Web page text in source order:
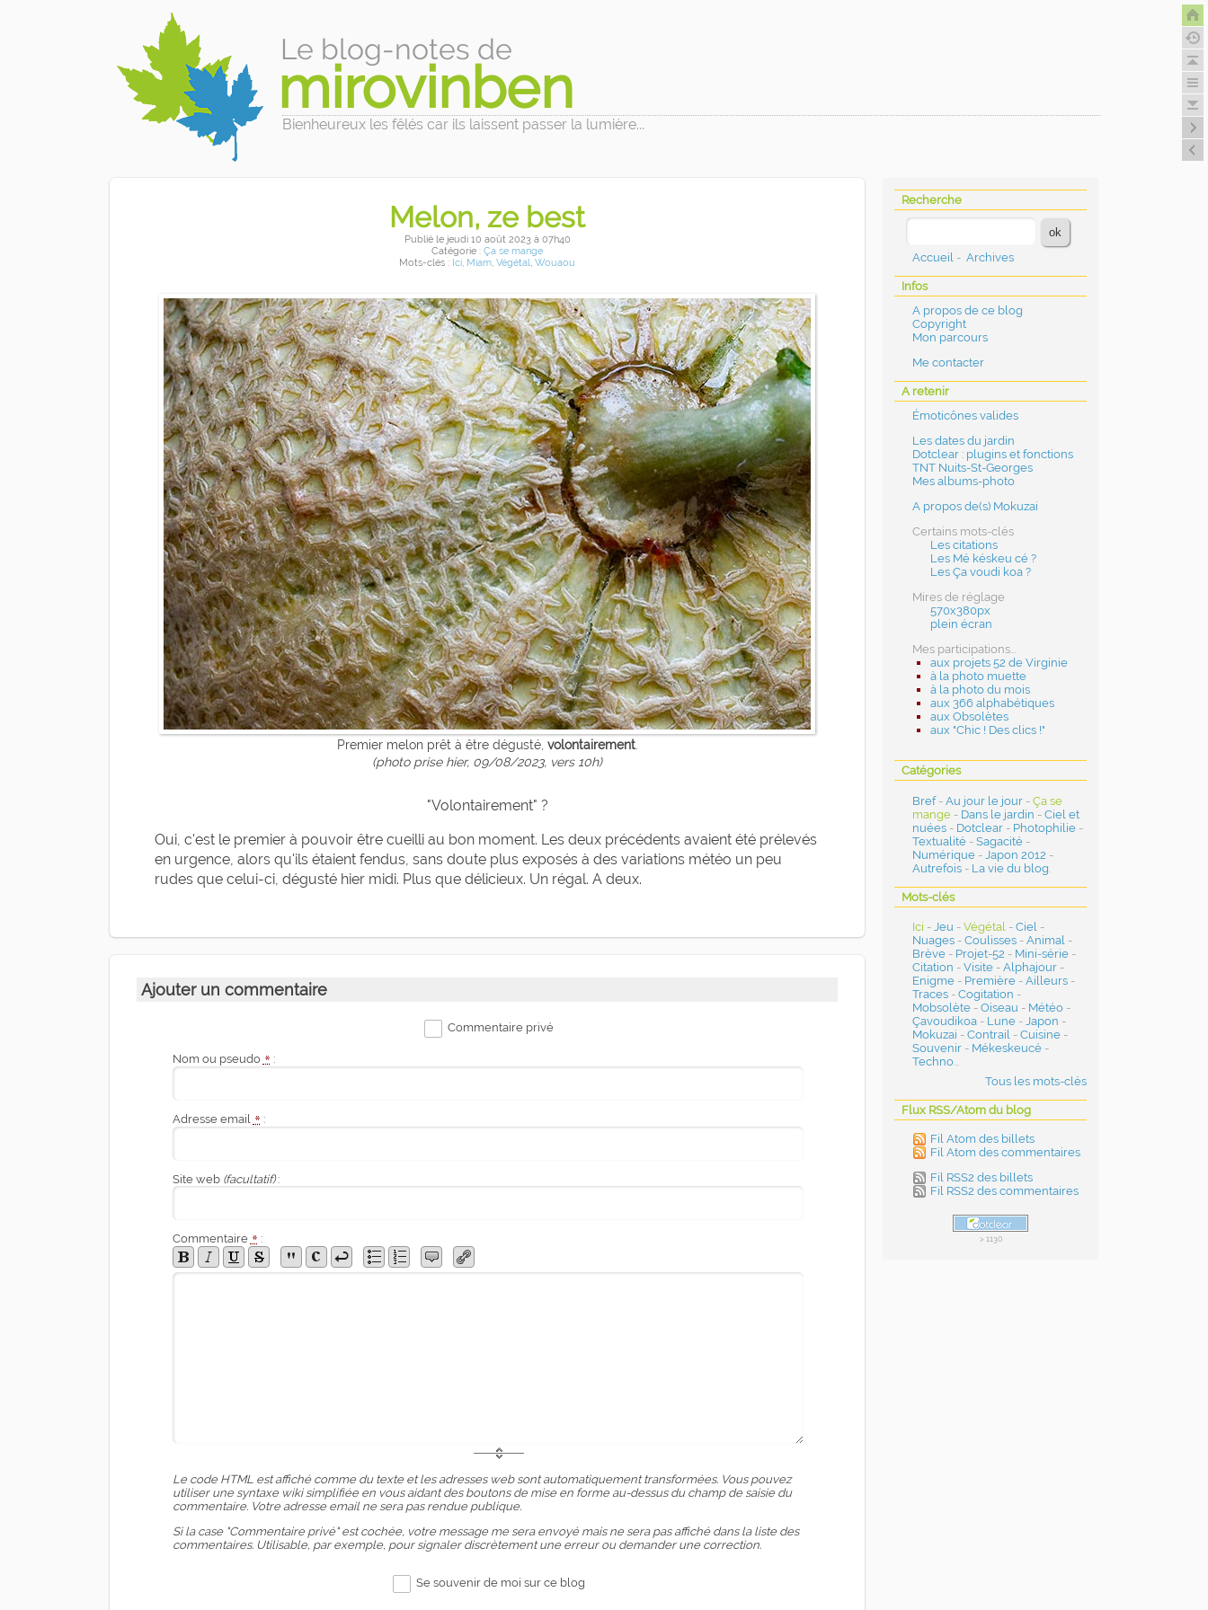
Le blog-notes de
mirovinben
Bienheureux les fêlés car ils laissent passer la lumière...
Melon, ze best
Publié le jeudi 10 août 2023à 07h40
Catégorie : Ça se mange
Mots-clés : Ici, Miam, Végétal, Wouaou
Premier melon prêt à être dégusté, volontairement.
(photo prise hier, 09/08/2023, vers 10h)
"Volontairement" ?
Oui, c'est le premier à pouvoir être cueilli au bon moment. Les deux précédents avaient été prélevés
en urgence, alors qu'ils étaient fendus, sans doute plus exposés à des variations météo un peu
rudes que celui-ci, dégusté hier midi. Plus que délicieux. Un régal. A deux.
Ajouter un commentaire
Commentaire privé
Nom ou pseudo * :
Adresse email * :
Site web (facultatif):
Commentaire * :
Le code HTML est affiché comme du texte et les adresses web sont automatiquement transformées. Vous pouvez
utiliser une syntaxe wiki simplifiée en vous aidant des boutons de mise en forme au-dessus du champ de saisie du
commentaire. Votre adresse email ne sera pas rendue publique.
Si la case "Commentaire privé" est cochée, votre message me sera envoyé mais ne sera pas affiché dans la liste des
commentaires. Utilisable, par exemple, pour signaler discrètement une erreur ou demander une correction.
Se souvenir de moi sur ce blog
Recherche
Accueil - Archives
Infos
A propos de ce blog
Copyright
Mon parcours
Me contacter
A retenir
Émoticônes valides
Les dates du jardin
Dotclear : plugins et fonctions
TNT Nuits-St-Georges
Mes albums-photo
A propos de(s) Mokuzai
Certains mots-clés
Les citations
Les Mé késkeu cé ?
Les Ça voudi koa ?
Mires de réglage
570x380px
plein écran
Mes participations...
aux projets 52 de Virginie
à la photo muette
à la photo du mois
aux 366 alphabétiques
aux Obsolètes
aux "Chic ! Des clics !"
Catégories
Bref- Au jour le jour - Ça se
mange - Dans le jardin - Ciel et
nuées - Dotclear - Photophilie -
Textualité - Sagacité -
Numérique - Japon 2012 -
Autrefois - La vie du blog
Mots-clés
Ici - Jeu - Végétal - Ciel -
Nuages - Coulisses - Animal -
Brève - Projet-52 - Mini-série -
Citation - Visite - Alphajour -
Enigme - Première - Ailleurs -
Traces - Cogitation -
Mobsolète - Oiseau - Météo -
Çavoudikoa - Lune - Japon -
Mokuzai - Contrail - Cuisine -
Souvenir - Mékeskeucé -
Techno...
Tous les mots-clés
Flux RSS/Atom du blog
Fil Atom des billets
Fil Atom des commentaires
Fil RSS2 des billets
Fil RSS2 des commentaires